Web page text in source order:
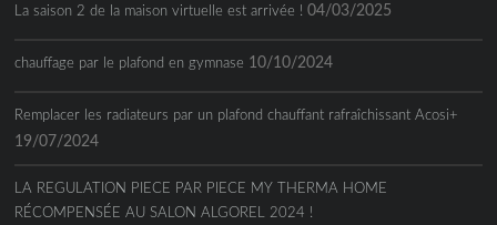
La saison 2 de la maison virtuelle est arrivée ! 04/03/2025
chauffage par le plafond en gymnase 10/10/2024
Remplacer les radiateurs par un plafond chauffant rafraîchissant Acosi+
19/07/2024
LA REGULATION PIECE PAR PIECE MY THERMA HOME
RÉCOMPENSÉE AU SALON ALGOREL 2024 !